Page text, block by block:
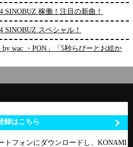
SINOBUZ 稼働！注目の新曲！
SINOBUZ スペシャル！
wac ・PON」「5秒らびーとお絵か
録はこちら
トフォンにダウンロードし、KONAMI